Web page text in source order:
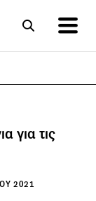
για τις
2021